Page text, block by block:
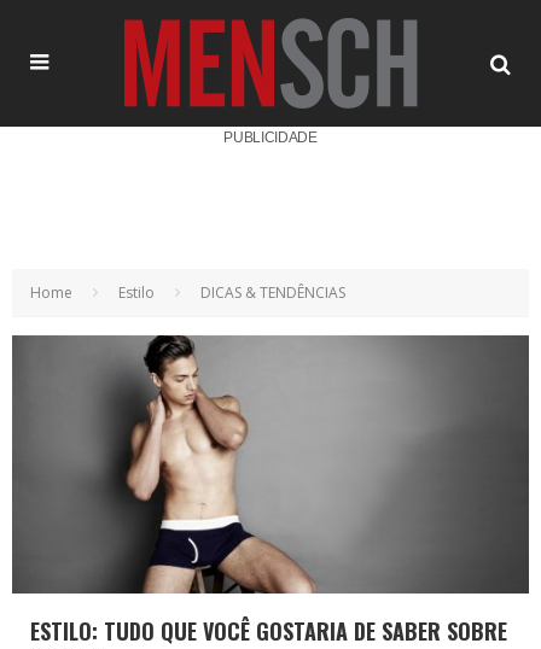
PUBLICIDADE
Home Estilo DICAS & TENDÊNCIAS
ESTILO: TUDO QUE VOCÊ GOSTARIA DE SABER SOBRE